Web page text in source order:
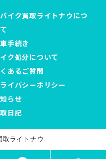
イク買取ライトナウにつ
手続き
ク処分について
あるご質問
イバシーポリシー
らせ
日記
ライトナウ.